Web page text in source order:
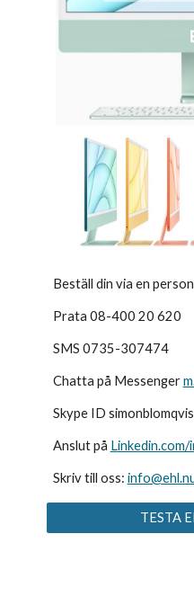
Beställ din via en
Prata 08-400 20 620
SMS 0735-307474
Chatta på Messenger
Skype ID
Anslut på Linkedin.com/
Skriv till oss:
TESTA